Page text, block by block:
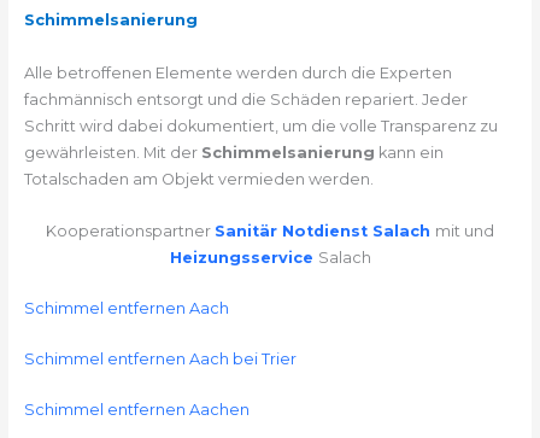
Schimmelsanierung
Alle betroffenen Elemente werden durch die Experten
fachmännisch entsorgt und die Schäden repariert. Jeder
Schritt wird dabei dokumentiert, um die volle Transparenz zu
gewährleisten. Mit der Schimmelsanierung kann ein
Totalschaden am Objekt vermieden werden.
Kooperationspartner Sanitär Notdienst Salach mit und
Heizungsservice Salach
Schimmel entfernen Aach
Schimmel entfernen Aach bei Trier
Schimmel entfernen Aachen